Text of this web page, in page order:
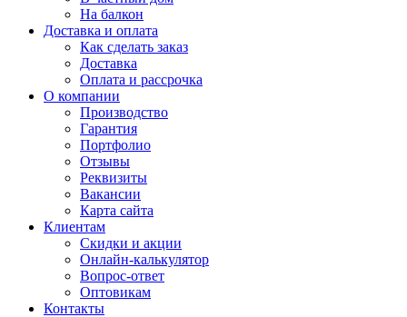
На балкон
Доставка и оплата
Как сделать заказ
Доставка
Оплата и рассрочка
О компании
Производство
Гарантия
Портфолио
Отзывы
Реквизиты
Вакансии
Карта сайта
Клиентам
Скидки и акции
Онлайн-калькулятор
Вопрос-ответ
Оптовикам
Контакты